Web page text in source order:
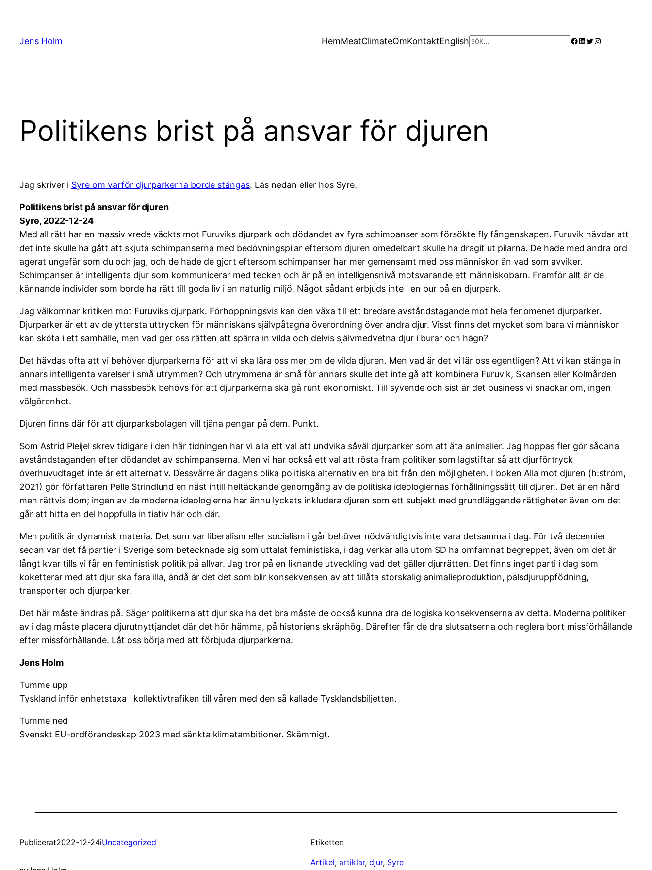
innehåll
Jens Holm HemMeatClimateOmKontaktEnglish Sök Facebook
LinkedIn
Twitter
Instagram
Politikens brist på ansvar för djuren
Jag skriver i Syre om varför djurparkerna borde stängas. Läs nedan eller hos Syre.
Politikens brist på ansvar för djuren
Syre, 2022-12-24
Med all rätt har en massiv vrede väckts mot Furuviks djurpark och dödandet av fyra schimpanser som försökte fly fångenskapen. Furuvik hävdar att
det inte skulle ha gått att skjuta schimpanserna med bedövningspilar eftersom djuren omedelbart skulle ha dragit ut pilarna. De hade med andra ord
agerat ungefär som du och jag, och de hade de gjort eftersom schimpanser har mer gemensamt med oss människor än vad som avviker.
Schimpanser är intelligenta djur som kommunicerar med tecken och är på en intelligensnivå motsvarande ett människobarn. Framför allt är de
kännande individer som borde ha rätt till goda liv i en naturlig miljö. Något sådant erbjuds inte i en bur på en djurpark.
Jag välkomnar kritiken mot Furuviks djurpark. Förhoppningsvis kan den växa till ett bredare avståndstagande mot hela fenomenet djurparker.
Djurparker är ett av de yttersta uttrycken för människans självpåtagna överordning över andra djur. Visst finns det mycket som bara vi människor
kan sköta i ett samhälle, men vad ger oss rätten att spärra in vilda och delvis självmedvetna djur i burar och hägn?
Det hävdas ofta att vi behöver djurparkerna för att vi ska lära oss mer om de vilda djuren. Men vad är det vi lär oss egentligen? Att vi kan stänga in
annars intelligenta varelser i små utrymmen? Och utrymmena är små för annars skulle det inte gå att kombinera Furuvik, Skansen eller Kolmården
med massbesök. Och massbesök behövs för att djurparkerna ska gå runt ekonomiskt. Till syvende och sist är det business vi snackar om, ingen
välgörenhet.
Djuren finns där för att djurparksbolagen vill tjäna pengar på dem. Punkt.
Som Astrid Pleijel skrev tidigare i den här tidningen har vi alla ett val att undvika såväl djurparker som att äta animalier. Jag hoppas fler gör sådana
avståndstaganden efter dödandet av schimpanserna. Men vi har också ett val att rösta fram politiker som lagstiftar så att djurförtryck
överhuvudtaget inte är ett alternativ. Dessvärre är dagens olika politiska alternativ en bra bit från den möjligheten. I boken Alla mot djuren (h:ström,
2021) gör författaren Pelle Strindlund en näst intill heltäckande genomgång av de politiska ideologiernas förhållningssätt till djuren. Det är en hård
men rättvis dom; ingen av de moderna ideologierna har ännu lyckats inkludera djuren som ett subjekt med grundläggande rättigheter även om det
går att hitta en del hoppfulla initiativ här och där.
Men politik är dynamisk materia. Det som var liberalism eller socialism i går behöver nödvändigtvis inte vara detsamma i dag. För två decennier
sedan var det få partier i Sverige som betecknade sig som uttalat feministiska, i dag verkar alla utom SD ha omfamnat begreppet, även om det är
långt kvar tills vi får en feministisk politik på allvar. Jag tror på en liknande utveckling vad det gäller djurrätten. Det finns inget parti i dag som
koketterar med att djur ska fara illa, ändå är det det som blir konsekvensen av att tillåta storskalig animalieproduktion, pälsdjuruppfödning,
transporter och djurparker.
Det här måste ändras på. Säger politikerna att djur ska ha det bra måste de också kunna dra de logiska konsekvenserna av detta. Moderna politiker
av i dag måste placera djurutnyttjandet där det hör hämma, på historiens skräphög. Därefter får de dra slutsatserna och reglera bort missförhållande
efter missförhållande. Låt oss börja med att förbjuda djurparkerna.
Jens Holm
Tumme upp
Tyskland inför enhetstaxa i kollektivtrafiken till våren med den så kallade Tysklandsbiljetten.
Tumme ned
Svenskt EU-ordförandeskap 2023 med sänkta klimatambitioner. Skämmigt.
Publicerat2022-12-24iUncategorized Etiketter:
Artikel, artiklar, djur, Syre